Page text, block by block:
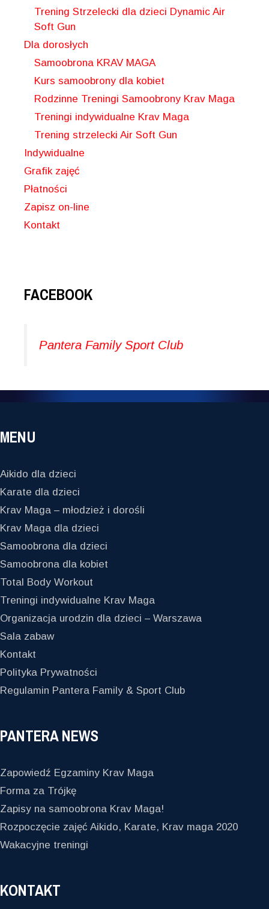
Trening Strzelecki dla dzieci Dynamic Air
Soft Gun
Dla dorosłych
Samoobrona KRAV MAGA
Kurs samoobrony dla kobiet
Rodzinne Treningi Samoobrony Krav Maga
Treningi indywidualne Krav Maga
Trening strzelecki Air Soft Gun
Indywidualne
Grafik zajęć
Płatności
Zapisz on-line
Kontakt
FACEBOOK
Pantera Family Sport Club
MENU
Aikido dla dzieci
Karate dla dzieci
Krav Maga – młodzież i dorośli
Krav Maga dla dzieci
Samoobrona dla dzieci
Samoobrona dla kobiet
Total Body Workout
Treningi indywidualne Krav Maga
Organizacja urodzin dla dzieci – Warszawa
Sala zabaw
Kontakt
Polityka Prywatności
Regulamin Pantera Family & Sport Club
PANTERA NEWS
Zapowiedź Egzaminy Krav Maga
Forma za Trójkę
Zapisy na samoobrona Krav Maga!
Rozpoczęcie zajęć Aikido, Karate, Krav maga 2020
Wakacyjne treningi
KONTAKT